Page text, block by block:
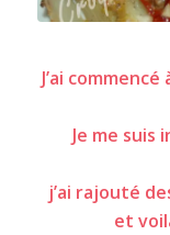
J’ai
Je me suis
j’ai rajouté
et